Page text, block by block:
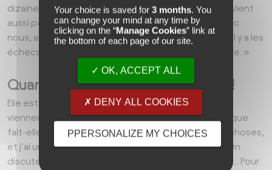
dizaine, précise sa maman, qui l’accompagne : « On vient
aussi pour profiter du beau temps, qui n’est pas avec
nous, aujourd’hui, mais l’an dernier, c’était très bien. Il y a les
échecs et la mer à côté, c’est toujours bon à prendre. »
Quand son mari joue, Heidi tricote !
Elle est Suisse d’origine et accompagne son mari. Ils
viennent de Montpellier. Comme Heidi ne joue pas, que
fait-elle durant les rondes ? « Je tricote, je fais des choses,
et j’ai une copine qui vient elle aussi avec son mari. On
discute, on prend le thé, on tricote toutes les deux... Pour
Your choice is saved for 3 months. You
can change your mind at any time by
clicking on the “Manage Cookies” link at
the bottom of each page of our site.
OK, ACCEPT ALL
DENY ALL COOKIES
PPERSONALIZE MY CHOICES